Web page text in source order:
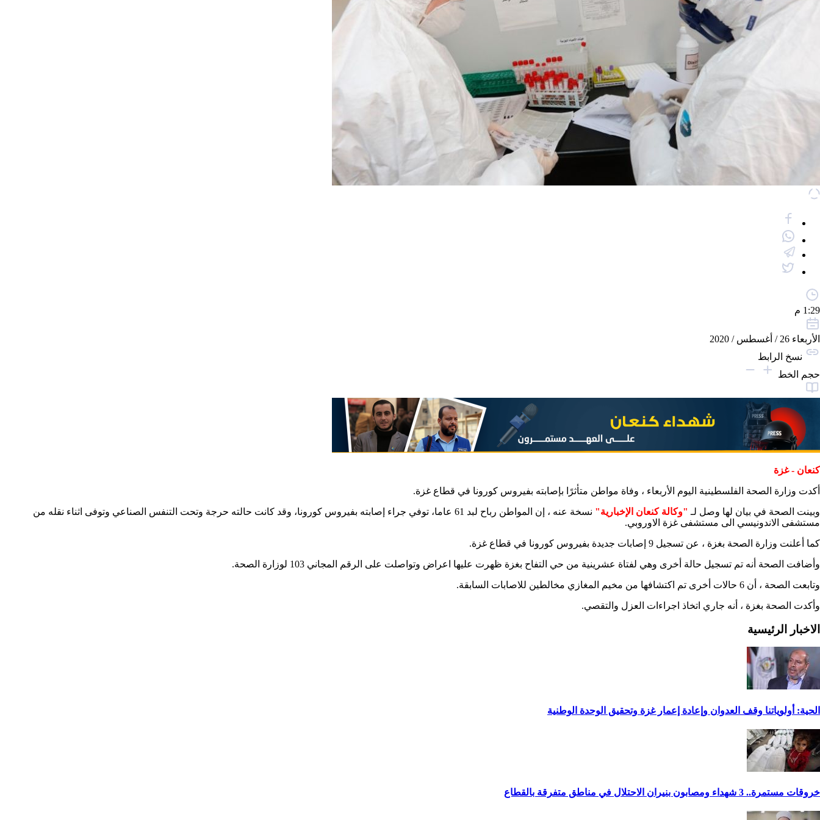
1:29 م
الأربعاء 26 / أغسطس / 2020
نسخ الرابط
حجم الخط
كنعان - غزة
أكدت وزارة الصحة الفلسطينية اليوم الأربعاء ، وفاة مواطن متأثرًا بإصابته بفيروس كورونا في قطاع غزة.
وبينت الصحة في بيان لها وصل لـ "وكالة كنعان الإخبارية"
نسخة عنه ، إن المواطن رباح لبد 61 عاما، توفي جراء إصابته بفيروس كورونا، وقد كانت حالته حرجة وتحت التنفس الصناعي وتوفى اثناء نقله من
مستشفى الاندونيسي الى مستشفى غزة الاوروبي.
كما أعلنت وزارة الصحة بغزة ، عن تسجيل 9 إصابات جديدة بفيروس كورونا في قطاع غزة.
وأضافت الصحة أنه تم تسجيل حالة أخرى وهي لفتاة عشرينية من حي التفاح بغزة ظهرت عليها اعراض وتواصلت على الرقم المجاني 103 لوزارة الصحة.
وتابعت الصحة ، أن 6 حالات أخرى تم اكتشافها من مخيم المغازي مخالطين للاصابات السابقة.
وأكدت الصحة بغزة ، أنه جاري اتخاذ اجراءات العزل والتقصي.
الاخبار الرئيسية
الحية: أولوياتنا وقف العدوان وإعادة إعمار غزة وتحقيق الوحدة الوطنية
خروقات مستمرة.. 3 شهداء ومصابون بنيران الاحتلال في مناطق متفرقة بالقطاع